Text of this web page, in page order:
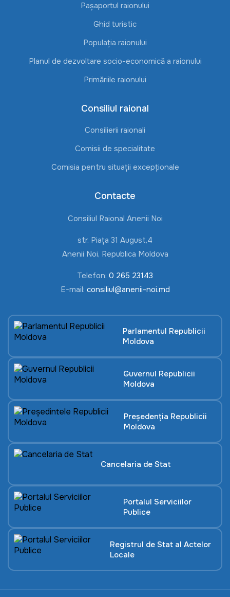
Pașaportul raionului
Ghid turistic
Populația raionului
Planul de dezvoltare socio-economică a raionului
Primăriile raionului
Consiliul raional
Consilierii raionali
Comisii de specialitate
Comisia pentru situații excepționale
Contacte
Consiliul Raional Anenii Noi
str. Piața 31 August,4
Anenii Noi, Republica Moldova
Telefon: 0 265 23143
E-mail: consiliul@anenii-noi.md
Parlamentul Republicii
Moldova
Guvernul Republicii
Moldova
Președenția Republicii
Moldova
Cancelaria de Stat
Portalul Serviciilor
Publice
Registrul de Stat al Actelor
Locale